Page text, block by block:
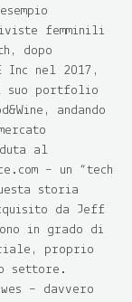
femminili
dopo
Inc nel 2017,
suo portfolio
andando
al
– un “tech
storia
da Jeff
in grado di
proprio
settore.
– davvero